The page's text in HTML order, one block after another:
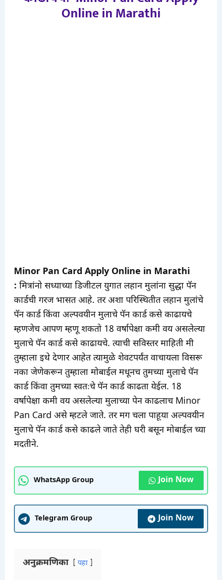
Online in Marathi
Minor Pan Card Apply Online in Marathi
: मित्रांनो सध्याच्या डिजीटल युगात लहान मुलांना सुद्धा पॅन
कार्डची गरज भासत आहे. तर अशा परिस्थितीत लहान मुलांचे
पॅन कार्ड किंवा अल्पवयीन मुलाचे पॅन कार्ड कसे काढायचे
म्हणजेच आपण म्हणू शकतो 18 वर्षापेक्षा कमी वय असलेल्या
मुलाचे पॅन कार्ड कसे काढायचे. त्याची सविस्तर माहिती मी
तुम्हाला इथे देणार आहेत त्यामुळे शेवटपर्यंत वाचायला विसरू
नका जेणेकरून तुम्हाला मोबाईल मधूनच तुमच्या मुलाचे पॅन
कार्ड किंवा तुमच्या स्वतःचे पॅन कार्ड काढता येईल. 18
वर्षापेक्षा कमी वय असलेल्या मुलाच्या पेन काढलाच Minor
Pan Card असे म्हटले जाते. तर मग चला पाहूया अल्पवयीन
मुलाचे पॅन कार्ड कसे काढले जाते तेही घरी बसून मोबाईल च्या
मदतीने.
WhatsApp Group Join Now
Telegram Group Join Now
अनुक्रमणिका पहा